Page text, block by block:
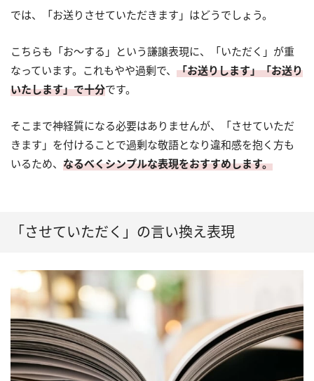
では、「お送りさせていただきます」はどうでしょう。
こちらも「お～する」という謙譲表現に、「いただく」が重
なっています。これもやや過剰で、 「お送りします」「お送り
いたします」で十分です。
そこまで神経質になる必要はありませんが、「させていただ
きます」を付けることで過剰な敬語となり違和感を抱く方も
いるため、 なるべくシンプルな表現をおすすめします。
「させていただく」の言い換え表現